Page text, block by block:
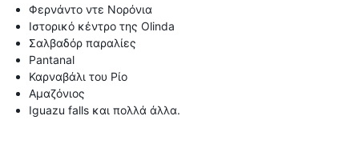
Φερνάντο ντε Νορόνια
Ιστορικό κέντρο της Olinda
Σαλβαδόρ παραλίες
Pantanal
Καρναβάλι του Ρίο
Αμαζόνιος
Iguazu falls και πολλά άλλα.